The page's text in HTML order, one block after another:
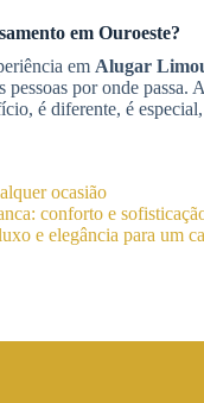
em Ouroeste?
em Alugar
por onde passa.
é diferente, é
ocasião
conforto e
e elegância para um